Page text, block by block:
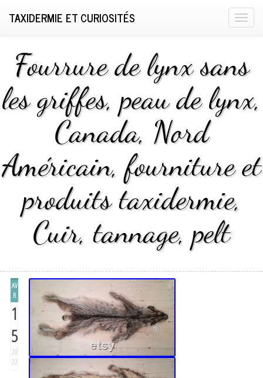
T
g
l
n
g
a
TAXIDERMIE ET CURIOSITÉS
Fourrure de lynx sans
les griffes, peau de lynx,
Canada, Nord
Américain, fourniture et
produits taxidermie,
Cuir, tannage, pelt
AV
R
1
5
20
22